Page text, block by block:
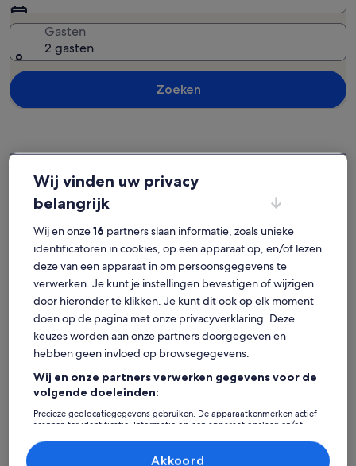
Gasten
2 gasten
Zoeken
Duitsland Huizen in Beieren
Populaire steden in Beieren
München (en omgeving)
München (en omgeving)
München (en omgeving)
Ontdek huisjes in Beieren
Meer informatie over Family nest from 1 night up to 6Meer
Wij vinden uw privacy
belangrijk
Wij en onze16 partners slaan informatie, zoals unieke
identificatoren in cookies, op een apparaat op, en/of lezen
deze van een apparaat in om persoonsgegevens te
verwerken. Je kunt je instellingen bevestigen of wijzigen
door hieronder te klikken. Je kunt dit ook op elk moment
doen op de pagina met onze privacyverklaring. Deze
keuzes worden aan onze partners doorgegeven en
hebben geen invloed op browsegegevens.
Wij en onze partners verwerken gegevens voor de
volgende doeleinden:
Precieze geolocatiegegevens gebruiken. De apparaatkenmerken actief
scannen ter identificatie. Informatie op een apparaat opslaan en/of
contentmetingen, doelgroepenonderzoek en ontwikkeling van
Akkoord